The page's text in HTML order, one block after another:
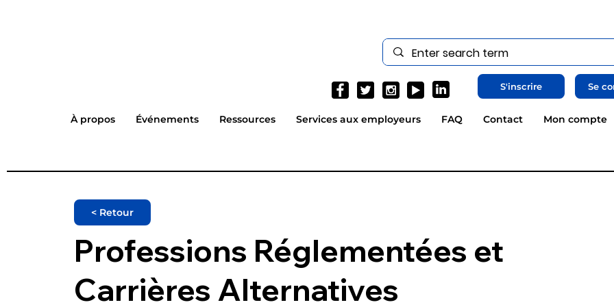
S'inscrire Se
À propos Événements Ressources Services aux employeurs FAQ Contact Mon compte
< Retour
Professions Réglementées et
Carrières Alternatives